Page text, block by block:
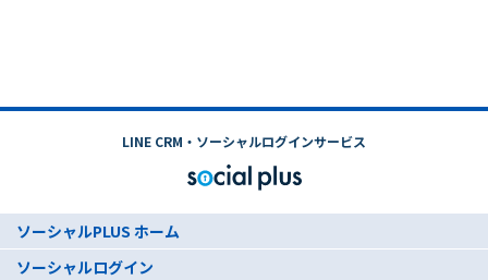
LINE CRM・ソーシャルログインサービス
ソーシャルPLUS ホーム
ソーシャルログイン